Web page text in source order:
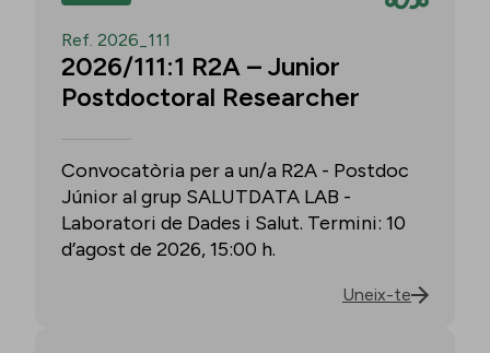
Ref. 2026_111
2026/111:1 R2A – Junior
Postdoctoral Researcher
Convocatòria per a un/a R2A - Postdoc
Júnior al grup SALUTDATA LAB -
Laboratori de Dades i Salut. Termini: 10
d’agost de 2026, 15:00 h.
Uneix-te